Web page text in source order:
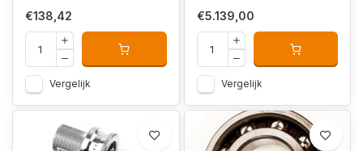
€138,42
Vergelijk
€5.139,00
Vergelijk